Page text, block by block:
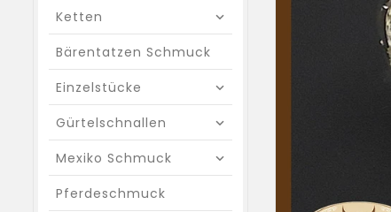
Ketten
Bärentatzen Schmuck
Einzelstücke
Gürtelschnallen
Mexiko Schmuck
Pferdeschmuck